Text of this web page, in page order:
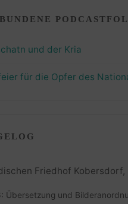
und der Kria
für die Opfer des
Übersetzung und